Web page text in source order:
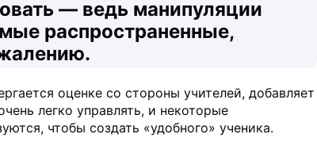
— ведь манипуляции
распространенные,
оценке со стороны учителей, добавляет
легко управлять, и некоторые
чтобы создать «удобного» ученика.